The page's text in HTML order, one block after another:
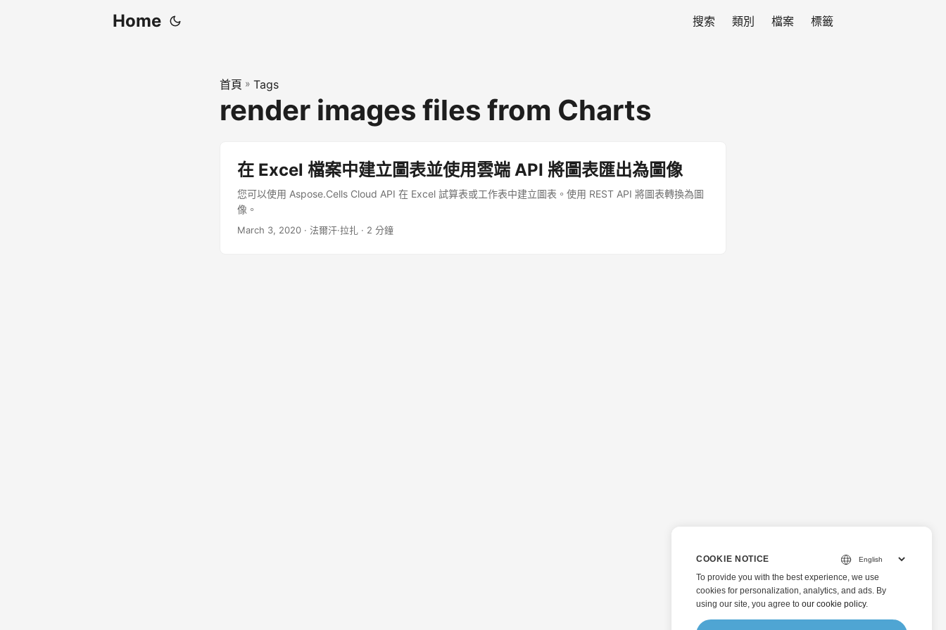
Home 搜索 類別 檔案 標籤
首頁 » Tags
render images files from Charts
在 Excel 檔案中建立圖表並使用雲端 API 將圖表匯出為圖像
您可以使用 Aspose.Cells Cloud API 在 Excel 試算表或工作表中建立圖表。使用 REST API 將圖表轉換為圖
像。
March 3, 2020 · 法爾汗·拉扎 · 2 分鐘
COOKIE NOTICE
To provide you with the best experience, we use
cookies for personalization, analytics, and ads. By
using our site, you agree to our cookie policy.